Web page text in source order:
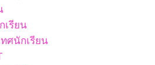
เรียน
ศนักเรียน